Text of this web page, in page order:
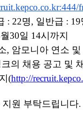
444/
: 22명, 일반급 : 19
30일 14시까지
, 암모니아 연소
의 채용 공고 및
(http://
원 부탁드립니다.